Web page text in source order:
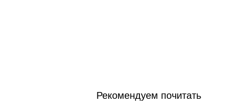
Рекомендуем почитать